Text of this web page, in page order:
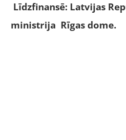
Līdzfinansē: Latvijas
ministrija Rīgas dome.